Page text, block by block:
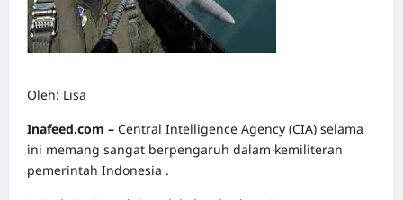
Oleh: Lisa
Inafeed.com – Central Intelligence Agency (CIA) selama
ini memang sangat berpengaruh dalam kemiliteran
pemerintah Indonesia .